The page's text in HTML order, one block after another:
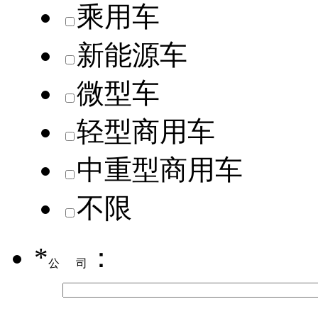
乘用车
新能源车
微型车
轻型商用车
中重型商用车
不限
*公司 ：